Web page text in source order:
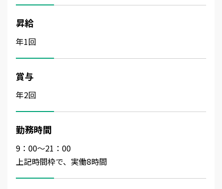
昇給
年1回
賞与
年2回
勤務時間
9：00～21：00
上記時間枠で、実働8時間